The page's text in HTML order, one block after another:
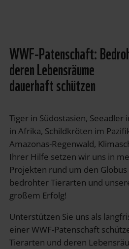
WWF-Patenschaft:
deren Lebensräume
dauerhaft schützen
Tiger in Südostasien, Seeadler
in Afrika, Schildkröten im
Amazonas-Regenwald,
Ihrer Hilfe setzen wir uns in
Projekten rund um den
bedrohter Tierarten und
großem Erfolg!
Unterstützen Sie uns als
einer WWF-Patenschaft
Tierarten und deren